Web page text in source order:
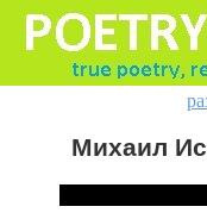
Михаил